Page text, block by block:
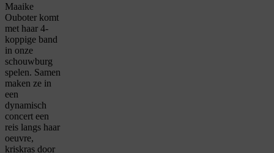
Maaike
Ouboter komt
met haar 4-
koppige band
in onze
schouwburg
spelen. Samen
maken ze in
een
dynamisch
concert een
reis langs haar
oeuvre,
kriskras door